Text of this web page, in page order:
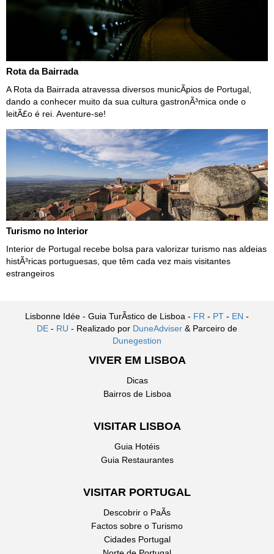
Rota da Bairrada
A Rota da Bairrada atravessa diversos municÃ­pios de Portugal,
dando a conhecer muito da sua cultura gastronÃ³mica onde o
leitÃ£o é rei. Aventure-se!
Turismo no Interior
Interior de Portugal recebe bolsa para valorizar turismo nas aldeias
histÃ³ricas portuguesas, que têm cada vez mais visitantes
estrangeiros
Lisbonne Idée - Guia TurÃ­stico de Lisboa - FR - PT - EN -
DE - RU - Realizado por DuneAdviser & Parceiro de
Dunegestion
VIVER EM LISBOA
Dicas
Bairros de Lisboa
VISITAR LISBOA
Guia Hotéis
Guia Restaurantes
VISITAR PORTUGAL
Descobrir o PaÃ­s
Factos sobre o Turismo
Cidades Portugal